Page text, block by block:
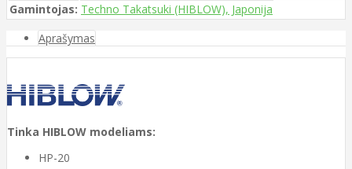
Gamintojas: Techno Takatsuki (HIBLOW), Japonija
Aprašymas
Tinka HIBLOW modeliams:
HP-20